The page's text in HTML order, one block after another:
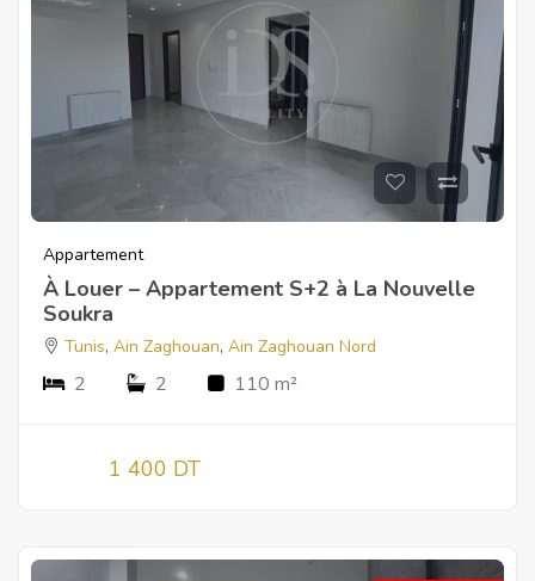
Appartement
À Louer – Appartement S+2 à La Nouvelle
Soukra
Tunis, Ain Zaghouan, Ain Zaghouan Nord
2 2 110 m²
1 400 DT